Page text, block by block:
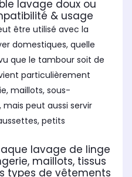
lavage doux ou
Compatibilité & usage
être utilisé avec la
domestiques, quelle
que le tambour soit de
particulièrement
maillots, sous-
peut aussi servir
petits
maillots, tissus